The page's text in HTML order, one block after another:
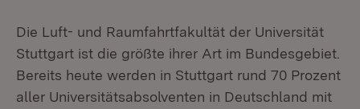
Die Luft- und Raumfahrtfakultät der Universität
Stuttgart ist die größte ihrer Art im Bundesgebiet.
Bereits heute werden in Stuttgart rund 70 Prozent
aller Universitätsabsolventen in Deutschland mit